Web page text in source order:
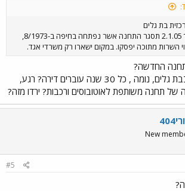
בת גלים
השרות מתוכה יפסקו. במקום ישארו רק משרדי אגד.
החדשה?
והיכן היא, גם בבת גלים, נומה , כל 30 שנה עוברים דירה? רגע,
של תחנה משותפת לאוטובוסים ורכבות? ירדו מזה?
New
#5